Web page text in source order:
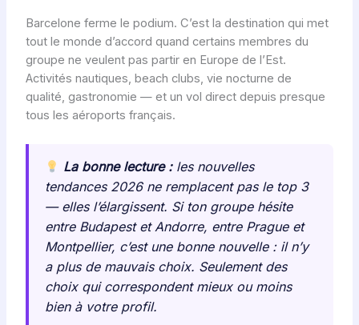
Barcelone ferme le podium. C’est la destination qui met
tout le monde d’accord quand certains membres du
groupe ne veulent pas partir en Europe de l’Est.
Activités nautiques, beach clubs, vie nocturne de
qualité, gastronomie — et un vol direct depuis presque
tous les aéroports français.
La bonne lecture :les nouvelles
tendances 2026 ne remplacent pas le top 3
— elles l’élargissent. Si ton groupe hésite
entre Budapest et Andorre, entre Prague et
Montpellier, c’est une bonne nouvelle : il n’y
a plus de mauvais choix. Seulement des
choix qui correspondent mieux ou moins
bien à votre profil.